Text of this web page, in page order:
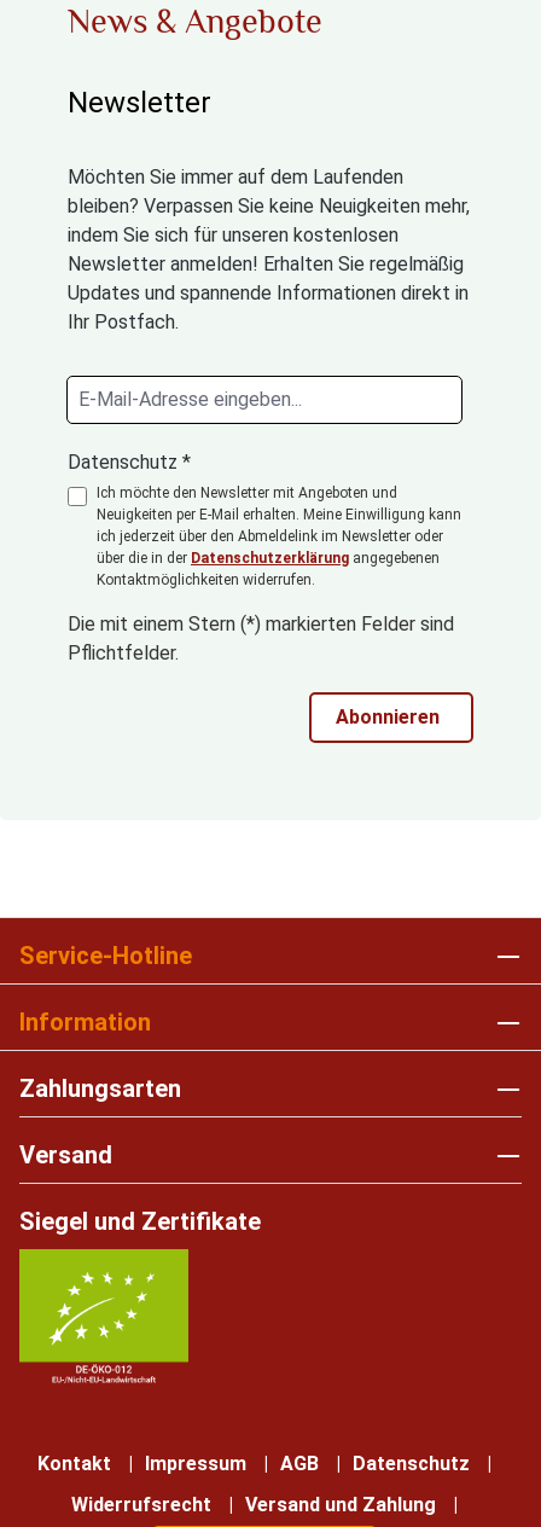
News & Angebote
Newsletter
Möchten Sie immer auf dem Laufenden
bleiben? Verpassen Sie keine Neuigkeiten mehr,
indem Sie sich für unseren kostenlosen
Newsletter anmelden! Erhalten Sie regelmäßig
Updates und spannende Informationen direkt in
Ihr Postfach.
Datenschutz *
Ich möchte den Newsletter mit Angeboten und
Neuigkeiten per E-Mail erhalten. Meine Einwilligung kann
ich jederzeit über den Abmeldelink im Newsletter oder
über die in der Datenschutzerklärung angegebenen
Kontaktmöglichkeiten widerrufen.
Die mit einem Stern (*) markierten Felder sind
Pflichtfelder.
Abonnieren
Service-Hotline
Information
Zahlungsarten
Versand
Siegel und Zertifikate
Kontakt Impressum AGB
Datenschutz
Widerrufsrecht
Versand und Zahlung